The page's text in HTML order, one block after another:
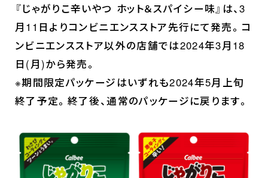
音楽情報
Blu-ray&DVD
関連グッズ
コラボレーション
公式ツイッター
『じゃがりこ辛いやつ ホット＆スパイシー味』は、3
月11日よりコンビニエンスストア先行にて発売。コ
ンビニエンスストア以外の店舗では2024年3月18
日(月)から発売。
※期間限定パッケージはいずれも2024年5月上旬
終了予定。終了後、通常のパッケージに戻ります。